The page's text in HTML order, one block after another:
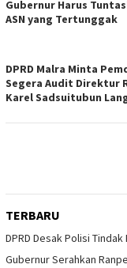
Gubernur Harus
ASN yang Tertunggak
DPRD Malra Minta
Segera Audit Direktur
Karel Sadsuitubun
TERBARU
DPRD Desak Polisi
Gubernur Serahkan